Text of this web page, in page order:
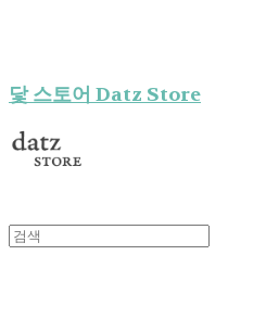
닻 스토어 Datz Store